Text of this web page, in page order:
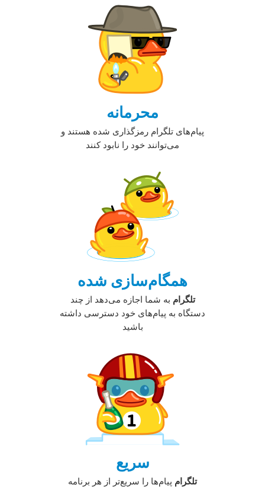
محرمانه
پیام‌های تلگرام رمزگذاری شده هستند و
می‌توانند خود را نابود کنند
همگام‌سازی شده
تلگرام به شما اجازه می‌دهد از چند
دستگاه به پیام‌های خود دسترسی داشته
باشید
سریع
تلگرام پیام‌ها را سریع‌تر از هر برنامه